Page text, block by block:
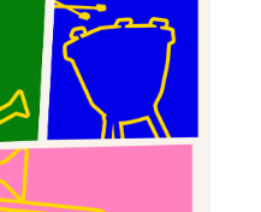
por ello queremos